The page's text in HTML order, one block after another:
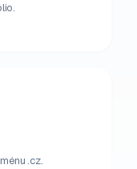
.cz.